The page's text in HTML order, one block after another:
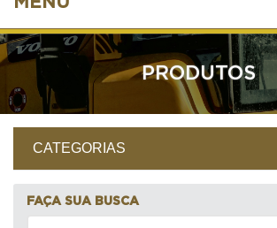
PRODUTOS
CATEGORIAS
FAÇA SUA BUSCA